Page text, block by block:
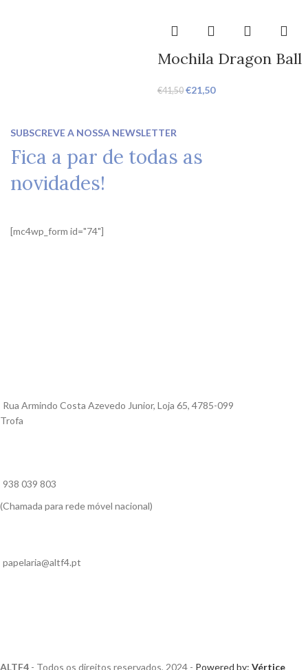
Mochila Dragon Ball
€41,50 €21,50
SUBSCREVE A NOSSA NEWSLETTER
Fica a par de todas as
novidades!
[mc4wp_form id="74"]
Rua Armindo Costa Azevedo Junior, Loja 65, 4785-099
Trofa
938 039 803
(Chamada para rede móvel nacional)
papelaria@altf4.pt
ALTF4 - Todos os direitos reservados, 2024 - Powered by: Vértice